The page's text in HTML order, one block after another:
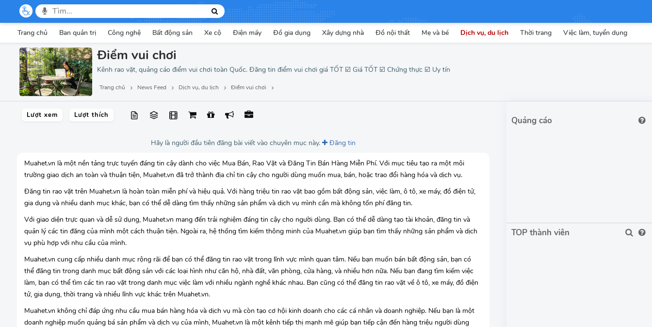
Trang chủ Ban quản trị Công nghệ Bất động sản Xe cộ Điện máy Đồ gia dụng Xây dựng nhà Đồ nội thất Mẹ và bé Dịch vụ, du lịch Thời trang Việc làm, tuyển dụng
Điểm vui chơi
Kênh rao vặt, quảng cáo điểm vui chơi toàn Quốc. Đăng tin điểm vui chơi giá TỐT ☑️ Giá TỐT ☑️ Chứng thực ☑️ Uy tín
Trang chủ News Feed Dịch vụ, du lịch Điểm vui chơi
Lượt xem Lượt thích
Hãy là người đầu tiên đăng bài viết vào chuyên mục này. Đăng tin
Muahet.vn là một nền tảng trực tuyến đáng tin cậy dành cho việc Mua Bán, Rao Vặt và Đăng Tin Bán Hàng Miễn Phí. Với mục tiêu tạo ra một môi
trường giao dịch an toàn và thuận tiện, Muahet.vn đã trở thành địa chỉ tin cậy cho người dùng muốn mua, bán, hoặc trao đổi hàng hóa và dịch vụ.
Đăng tin rao vặt trên Muahet.vn là hoàn toàn miễn phí và hiệu quả. Với hàng triệu tin rao vặt bao gồm bất động sản, việc làm, ô tô, xe máy, đồ điện tử,
gia dụng và nhiều danh mục khác, bạn có thể dễ dàng tìm thấy những sản phẩm và dịch vụ mình cần mà không tốn phí đăng tin.
Với giao diện trực quan và dễ sử dụng, Muahet.vn mang đến trải nghiệm đáng tin cậy cho người dùng. Bạn có thể dễ dàng tạo tài khoản, đăng tin và
quản lý các tin đăng của mình một cách thuận tiện. Ngoài ra, hệ thống tìm kiếm thông minh của Muahet.vn giúp bạn tìm thấy những sản phẩm và dịch
vụ phù hợp với nhu cầu của mình.
Muahet.vn cung cấp nhiều danh mục rộng rãi để bạn có thể đăng tin rao vặt trong lĩnh vực mình quan tâm. Nếu bạn muốn bán bất động sản, bạn có
thể đăng tin trong danh mục bất động sản với các loại hình như căn hộ, nhà đất, văn phòng, cửa hàng, và nhiều hơn nữa. Nếu bạn đang tìm kiếm việc
làm, bạn có thể tìm các tin rao vặt trong danh mục việc làm với nhiều ngành nghề khác nhau. Bạn cũng có thể đăng tin rao vặt về ô tô, xe máy, đồ điện
tử, gia dụng, thời trang và nhiều lĩnh vực khác trên Muahet.vn.
Muahet.vn không chỉ đáp ứng nhu cầu mua bán hàng hóa và dịch vụ mà còn tạo cơ hội kinh doanh cho các cá nhân và doanh nghiệp. Nếu bạn là một
doanh nghiệp muốn quảng bá sản phẩm và dịch vụ của mình, Muahet.vn là một kênh tiếp thị mạnh mẽ giúp bạn tiếp cận đến hàng triệu người dùng
TOP thành viên